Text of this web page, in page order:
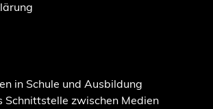
in Schule und Ausbildung
Schnittstelle zwischen Medien